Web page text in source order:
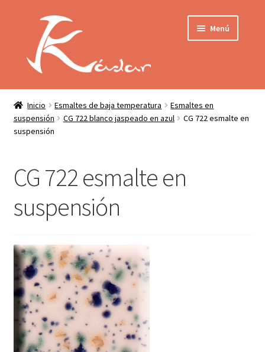
navegación
contenido
Menú
Mi cuenta
INICIO
QUIENES SOMOS
CONDICIONES
PRIVACIDAD
PRODUCTOS
Inicio Esmaltes de baja temperatura
Esmaltes en
suspensión
CG 722 blanco jaspeado en azul
CG 722 esmalte en
suspensión
CG 722 esmalte en
suspensión